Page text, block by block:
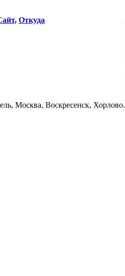
, Откуда
Москва, Воскресенск, Хорлово.